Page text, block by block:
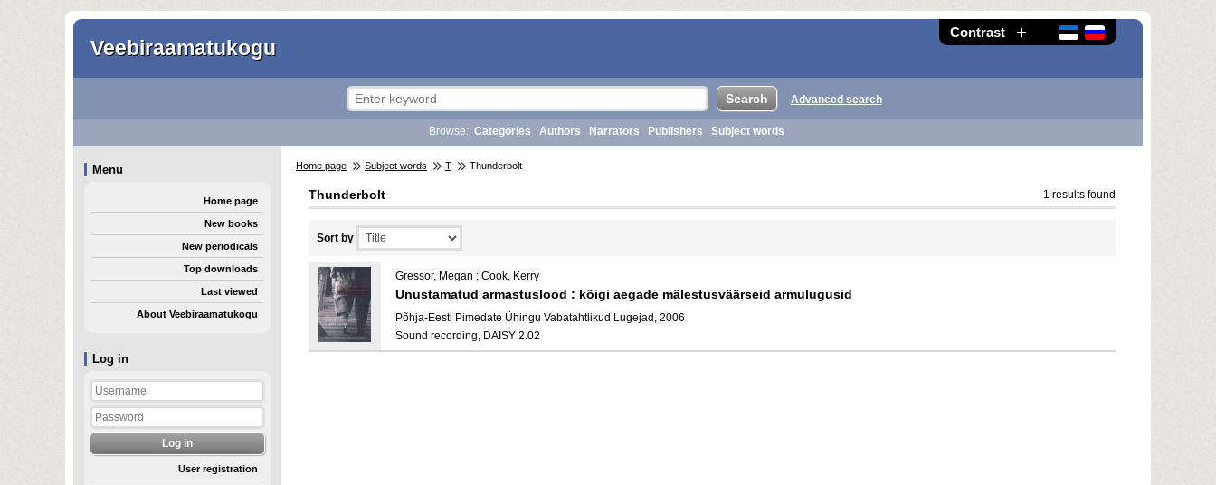
Contrast
Veebiraamatukogu
Log in
User registration
Advanced search
Browse: Categories Authors Narrators Publishers Subject words
Menu
Home page
New books
New periodicals
Top downloads
Last viewed
About Veebiraamatukogu
Home page Subject words T Thunderbolt
Thunderbolt 1 results found
Sort by
Gressor, Megan ; Cook, Kerry
Unustamatud armastuslood : kõigi aegade mälestusväärseid armulugusid
Põhja-Eesti Pimedate Ühingu Vabatahtlikud Lugejad, 2006
Sound recording, DAISY 2.02